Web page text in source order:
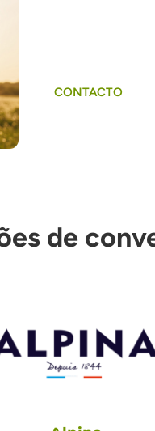
CONTACTO
de